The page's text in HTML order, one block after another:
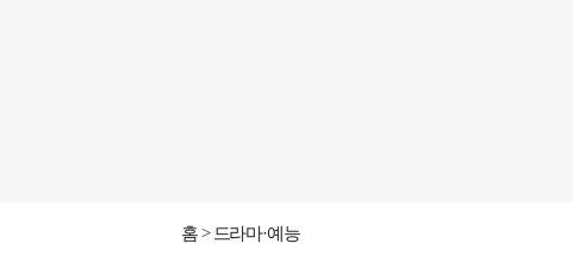
홈 드라마·예능